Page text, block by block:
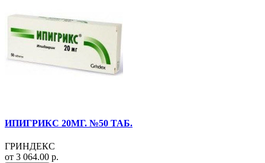
ИПИГРИКС 20МГ. №50 ТАБ.
ГРИНДЕКС
от 3 064.00 р.